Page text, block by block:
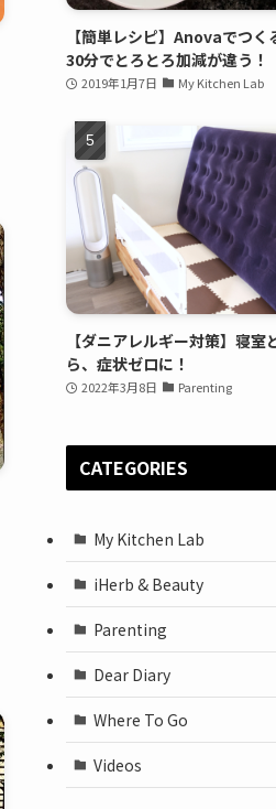
【簡単レシピ】Anovaでつく
30分でとろとろ加減が違う！
2019年1月7日 My Kitchen Lab
【ダニアレルギー対策】寝室
ら、症状ゼロに！
2022年3月8日 Parenting
CATEGORIES
My Kitchen Lab
iHerb & Beauty
Parenting
Dear Diary
Where To Go
Videos